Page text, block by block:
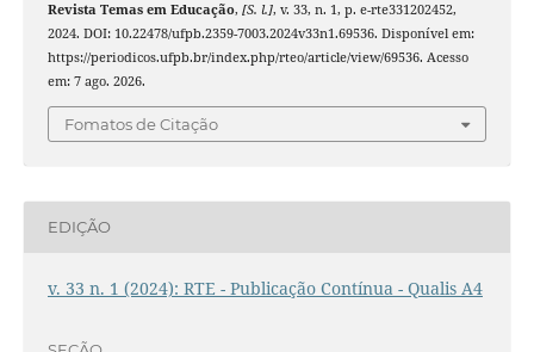
Revista Temas em Educação, [S. l.], v. 33, n. 1, p. e-rte331202452,
2024. DOI: 10.22478/ufpb.2359-7003.2024v33n1.69536. Disponível em:
https://periodicos.ufpb.br/index.php/rteo/article/view/69536. Acesso
em: 7 ago. 2026.
Fomatos de Citação
EDIÇÃO
v. 33 n. 1 (2024): RTE - Publicação Contínua - Qualis A4